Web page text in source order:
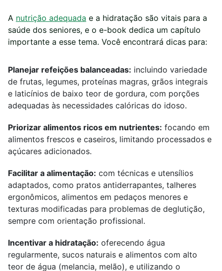
A nutrição adequada e a hidratação são vitais para a
saúde dos seniores, e o e-book dedica um capítulo
importante a esse tema. Você encontrará dicas para:
Planejar refeições balanceadas: incluindo variedade
de frutas, legumes, proteínas magras, grãos integrais
e laticínios de baixo teor de gordura, com porções
adequadas às necessidades calóricas do idoso.
Priorizar alimentos ricos em nutrientes: focando em
alimentos frescos e caseiros, limitando processados e
açúcares adicionados.
Facilitar a alimentação: com técnicas e utensílios
adaptados, como pratos antiderrapantes, talheres
ergonômicos, alimentos em pedaços menores e
texturas modificadas para problemas de deglutição,
sempre com orientação profissional.
Incentivar a hidratação: oferecendo água
regularmente, sucos naturais e alimentos com alto
teor de água (melancia, melão), e utilizando o